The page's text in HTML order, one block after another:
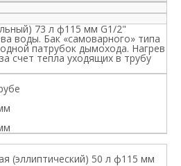
73 л ф115 мм G1/2"
воды. Бак «самоварного» типа
патрубок дымохода. Нагрев
счет тепла уходящих в трубу
(эллиптический) 50 л ф115 мм